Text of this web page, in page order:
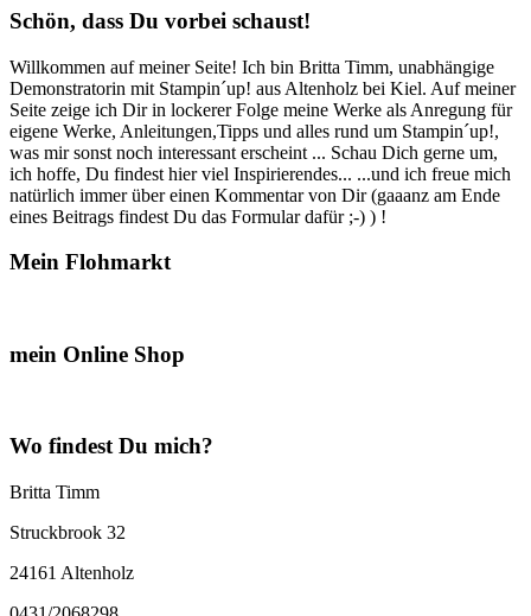
weihnachtliche
Schön, dass Du vorbei schaust!
Willkommen auf meiner Seite! Ich bin Britta Timm, unabhängige
Demonstratorin mit Stampin´up! aus Altenholz bei Kiel. Auf meiner
Seite zeige ich Dir in lockerer Folge meine Werke als Anregung für
eigene Werke, Anleitungen,Tipps und alles rund um Stampin´up!,
was mir sonst noch interessant erscheint ... Schau Dich gerne um,
ich hoffe, Du findest hier viel Inspirierendes... ...und ich freue mich
natürlich immer über einen Kommentar von Dir (gaaanz am Ende
eines Beitrags findest Du das Formular dafür ;-) ) !
Mein Flohmarkt
mein Online Shop
Wo findest Du mich?
Britta Timm
Struckbrook 32
24161 Altenholz